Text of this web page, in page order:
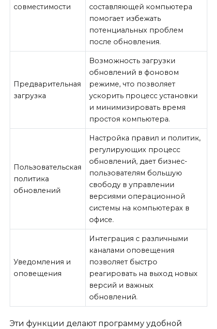
совместимости
составляющей компьютера
помогает избежать
потенциальных проблем
после обновления.
Предварительная
загрузка
Возможность загрузки
обновлений в фоновом
режиме, что позволяет
ускорить процесс установки
и минимизировать время
простоя компьютера.
Пользовательская
политика
обновлений
Настройка правил и политик,
регулирующих процесс
обновлений, дает бизнес-
пользователям большую
свободу в управлении
версиями операционной
системы на компьютерах в
офисе.
Уведомления и
оповещения
Интеграция с различными
каналами оповещения
позволяет быстро
реагировать на выход новых
версий и важных
обновлений.
Эти функции делают программу удобной